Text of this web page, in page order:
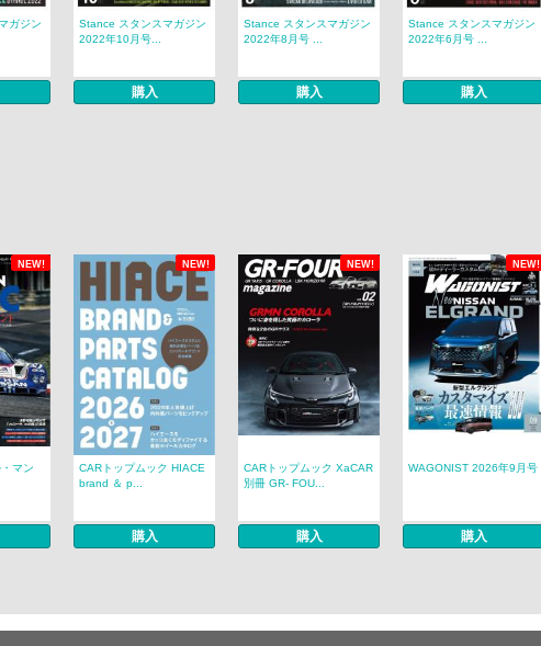
ガジン
Stance スタンスマガジン
2022年10月号...
購入
Stance スタンスマガジン
2022年8月号 ...
購入
Stance スタンスマガジン
2022年6月号 ...
購入
NEW! NEW! NEW! NEW!
マン
CARトップムック HIACE
brand ＆ p...
購入
CARトップムック XaCAR
別冊 GR- FOU...
購入
WAGONIST 2026年9月号
購入